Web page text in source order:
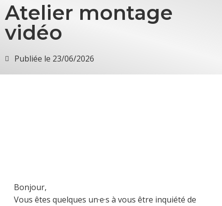
Atelier montage
vidéo
Publiée le 23/06/2026
Bonjour,
Vous êtes quelques un·e·s à vous être inquiété de